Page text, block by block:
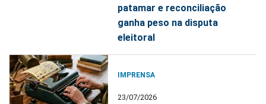
patamar e reconciliação
ganha peso na disputa
eleitoral
IMPRENSA
23/07/2026